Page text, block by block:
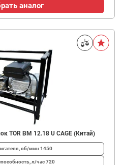
аналог
TOR BM 12.18 U CAGE (Китай)
об/мин 1450
л/час720